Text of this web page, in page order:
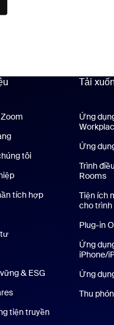
Blog của Zoom
tôi
tích hợp
& ESG Tính bền vững &
tiện truyền
Tải
Ứng
Ứng
Trình
Rooms
Tiện ích
cho trình
Plug-in
Ứng
iPhone/
Ứng
Thu